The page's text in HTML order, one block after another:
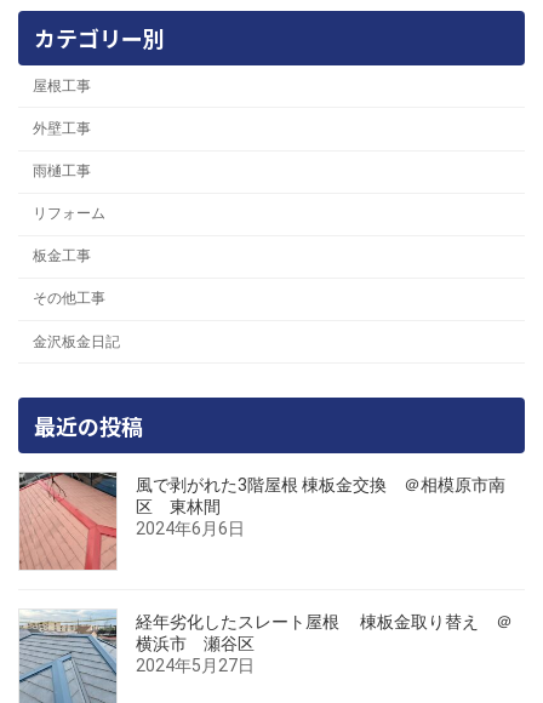
カテゴリー別
屋根工事
外壁工事
雨樋工事
リフォーム
板金工事
その他工事
金沢板金日記
最近の投稿
風で剥がれた3階屋根 棟板金交換 ＠相模原市南
区 東林間
2024年6月6日
経年劣化したスレート屋根 棟板金取り替え ＠
横浜市 瀬谷区
2024年5月27日